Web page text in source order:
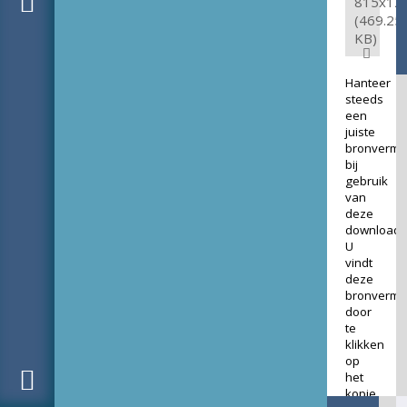
(469.25
KB)
Hanteer
steeds
een
juiste
bij
gebruik
van
deze
download.
U
vindt
deze
door
te
klikken
op
het
kopje